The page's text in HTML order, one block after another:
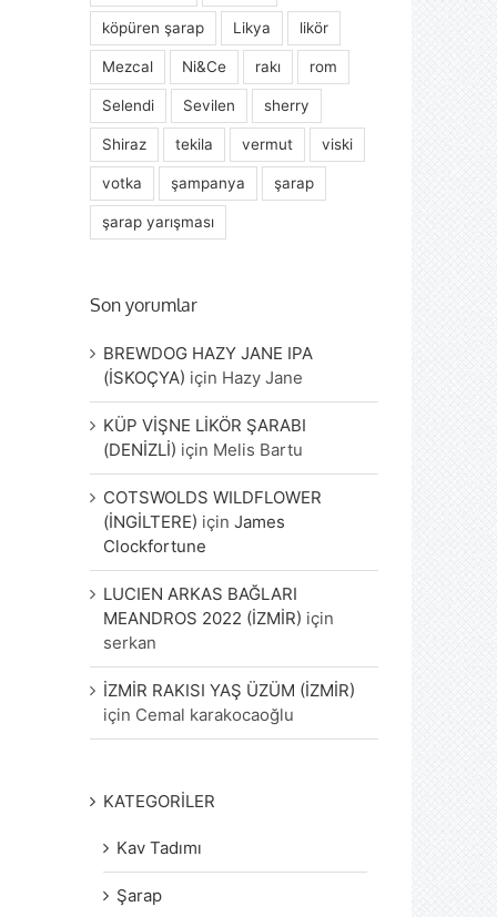
köpüren şarap Likya likör
Mezcal Ni&Ce rakı rom
Selendi Sevilen sherry
Shiraz tekila vermut viski
votka şampanya şarap
şarap yarışması
Son yorumlar
BREWDOG HAZY JANE IPA
(İSKOÇYA) için Hazy Jane
KÜP VİŞNE LİKÖR ŞARABI
(DENİZLİ) için Melis Bartu
COTSWOLDS WILDFLOWER
(İNGİLTERE) içinJames
Clockfortune
LUCIEN ARKAS BAĞLARI
MEANDROS 2022 (İZMİR) için
serkan
İZMİR RAKISI YAŞ ÜZÜM (İZMİR)
için Cemal karakocaoğlu
KATEGORİLER
Kav Tadımı
Şarap